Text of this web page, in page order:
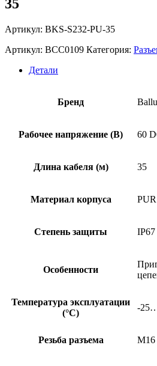
35
Артикул: BKS-S232-PU-35
Артикул: BCC0109 Категория:
Детали
Бренд
Рабочее напряжение (В) 60
Длина кабеля (м) 35
Материал корпуса PUR
Степень защиты IP67
Особенности
Температура эксплуатации
(°C)
-
Резьба разъема M16